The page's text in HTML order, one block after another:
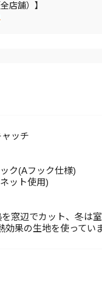
店舗）】
ッチ
ク(Aフック仕様)
ット使用)
窓辺でカット、冬は
効果の生地を使っていま